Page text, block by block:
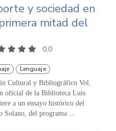
y sociedad en
mitad del
0,0
Lenguaje
Cultural y Bibliográfico Vol.
oficial de la Biblioteca Luis
a un ensayo histórico del
del programa ...